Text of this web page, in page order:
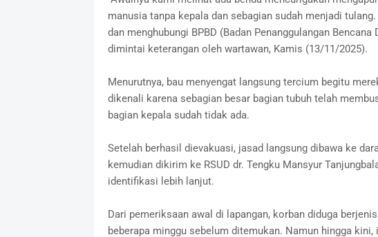
manusia tanpa kepala dan sebagian sudah menjadi
dan menghubungi BPBD (Badan Penanggulangan
dimintai keterangan oleh wartawan, Kamis (13/11/2025).
Menurutnya, bau menyengat langsung tercium begitu
dikenali karena sebagian besar bagian tubuh telah
bagian kepala sudah tidak ada.
Setelah berhasil dievakuasi, jasad langsung dibawa ke
kemudian dikirim ke RSUD dr. Tengku Mansyur
identifikasi lebih lanjut.
Dari pemeriksaan awal di lapangan, korban diduga
beberapa minggu sebelum ditemukan. Namun hingga